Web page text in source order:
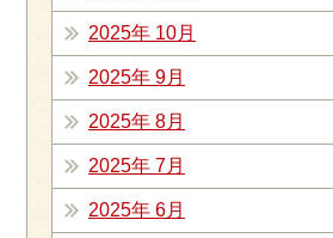
2025年 10月
2025年 9月
2025年 8月
2025年 7月
2025年 6月